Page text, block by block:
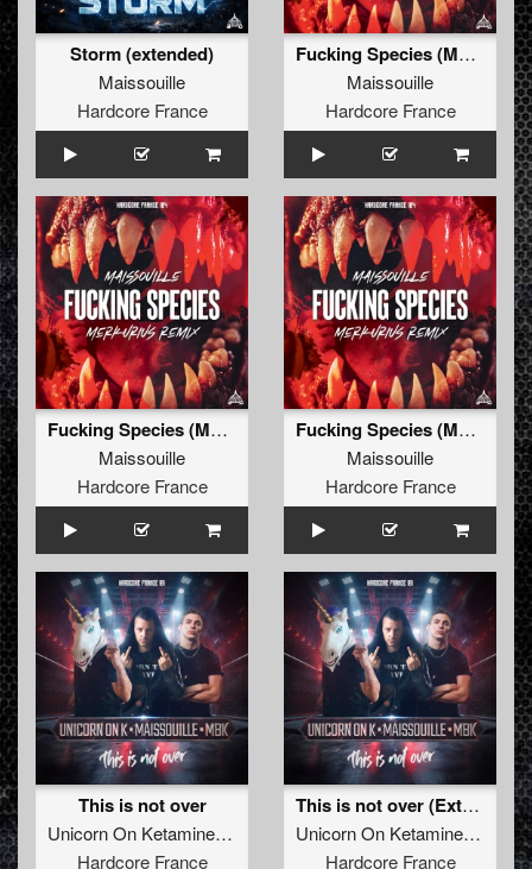
Storm (extended)
Maissouille
Hardcore France
Fucking Species (Merkurius Remix)
Maissouille
Hardcore France
Fucking Species (Merkurius Remix)
Maissouille
Hardcore France
Fucking Species (Merkurius Remix extended)
Maissouille
Hardcore France
This is not over
Unicorn On Ketamine
,Maissouille&MBK
Hardcore France
This is not over (Extended)
Unicorn On Ketamine
,
Hardcore France